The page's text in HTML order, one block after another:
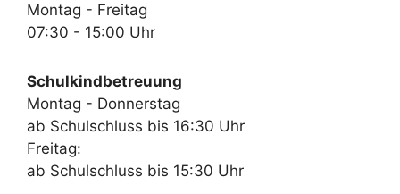
Montag - Freitag
07:30 - 15:00 Uhr
Schulkindbetreuung
Montag - Donnerstag
ab Schulschluss bis 16:30 Uhr
Freitag:
ab Schulschluss bis 15:30 Uhr